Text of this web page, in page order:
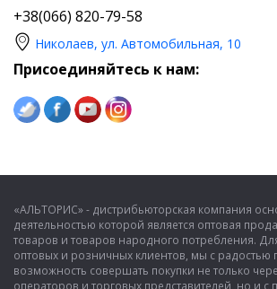
+38(066) 820-79-58
Николаев, ул. Автомобильная, 10
Присоединяйтесь к нам:
«АЛЬТОРИС» - дистрибьюторская компания
деятельностью которой является оптовая
товаров и товаров народного потребления.
оптовых и розничных клиентов, мы с радостью
возможность совершать покупки не только
операторов и торговых представителей, но и